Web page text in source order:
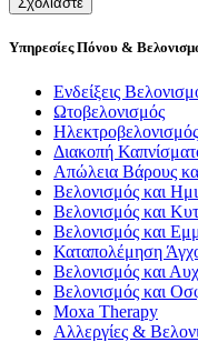
Υπηρεσίες Πόνου &
Ενδείξεις
Ωτοβελονισμός
Ηλεκτροβελονισμός
Διακοπή
Απώλεια Βάρους
Βελονισμός και
Βελονισμός και
Βελονισμός και
Καταπολέμηση
Βελονισμός και
Βελονισμός και
Moxa Therapy
Αλλεργίες &